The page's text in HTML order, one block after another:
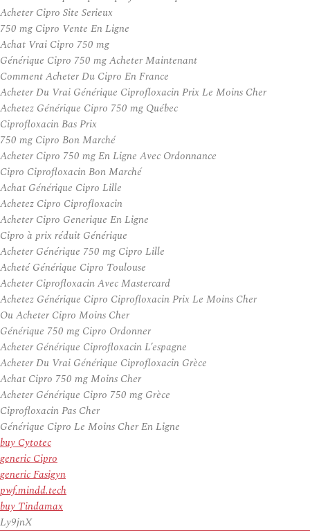
Acheter Cipro Site Serieux
750 mg Cipro Vente En Ligne
Achat Vrai Cipro 750 mg
Générique Cipro 750 mg Acheter Maintenant
Comment Acheter Du Cipro En France
Acheter Du Vrai Générique Ciprofloxacin Prix Le Moins Cher
Achetez Générique Cipro 750 mg Québec
Ciprofloxacin Bas Prix
750 mg Cipro Bon Marché
Acheter Cipro 750 mg En Ligne Avec Ordonnance
Cipro Ciprofloxacin Bon Marché
Achat Générique Cipro Lille
Achetez Cipro Ciprofloxacin
Acheter Cipro Generique En Ligne
Cipro à prix réduit Générique
Acheter Générique 750 mg Cipro Lille
Acheté Générique Cipro Toulouse
Acheter Ciprofloxacin Avec Mastercard
Achetez Générique Cipro Ciprofloxacin Prix Le Moins Cher
Ou Acheter Cipro Moins Cher
Générique 750 mg Cipro Ordonner
Acheter Générique Ciprofloxacin L’espagne
Acheter Du Vrai Générique Ciprofloxacin Grèce
Achat Cipro 750 mg Moins Cher
Acheter Générique Cipro 750 mg Grèce
Ciprofloxacin Pas Cher
Générique Cipro Le Moins Cher En Ligne
buy Cytotec
generic Cipro
generic Fasigyn
pwf.mindd.tech
buy Tindamax
Ly9jnX